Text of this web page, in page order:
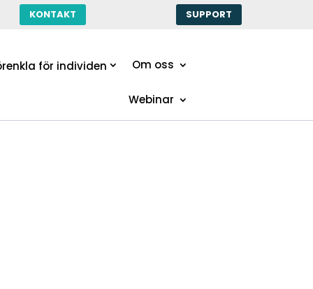
KONTAKT SUPPORT
för individen Om oss
Webinar